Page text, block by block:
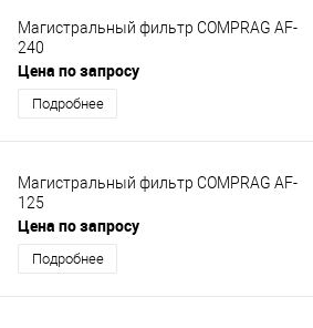
Магистральный фильтр COMPRAG AF-
240
Цена по запросу
Подробнее
Магистральный фильтр COMPRAG AF-
125
Цена по запросу
Подробнее